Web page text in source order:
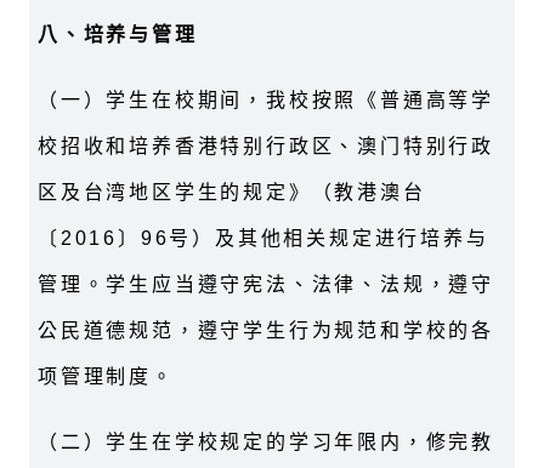
八、培养与管理
（一）学生在校期间，我校按照《普通高等学
校招收和培养香港特别行政区、澳门特别行政
区及台湾地区学生的规定》（教港澳台
〔 2016 〕 96号）及其他相关规定进行培养与
管理。学生应当遵守宪法、法律、法规，遵守
公民道德规范，遵守学生行为规范和学校的各
项管理制度。
（二）学生在学校规定的学习年限内，修完教